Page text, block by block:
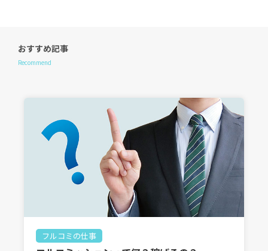
おすすめ記事
Recommend
フルコミの仕事